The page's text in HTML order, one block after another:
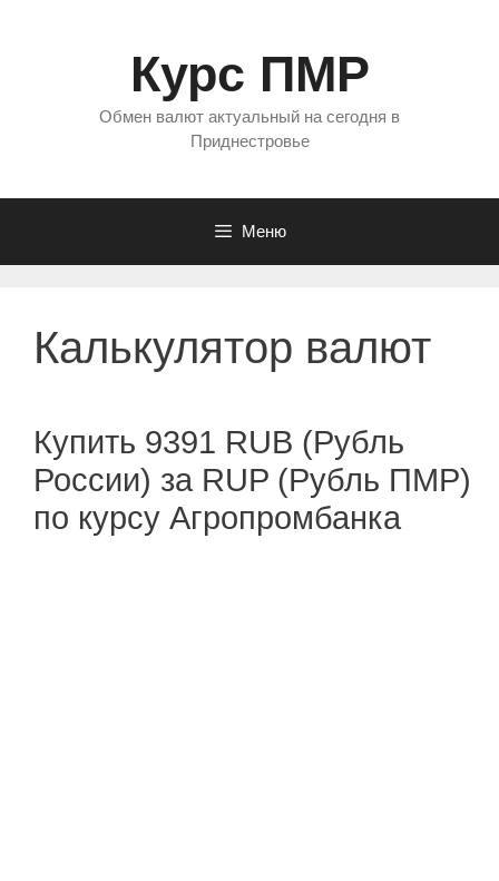
Курс ПМР
Обмен валют актуальный на сегодня в
Приднестровье
Меню
Калькулятор валют
Купить 9391 RUB (Рубль
России) за RUP (Рубль ПМР)
по курсу Агропромбанка